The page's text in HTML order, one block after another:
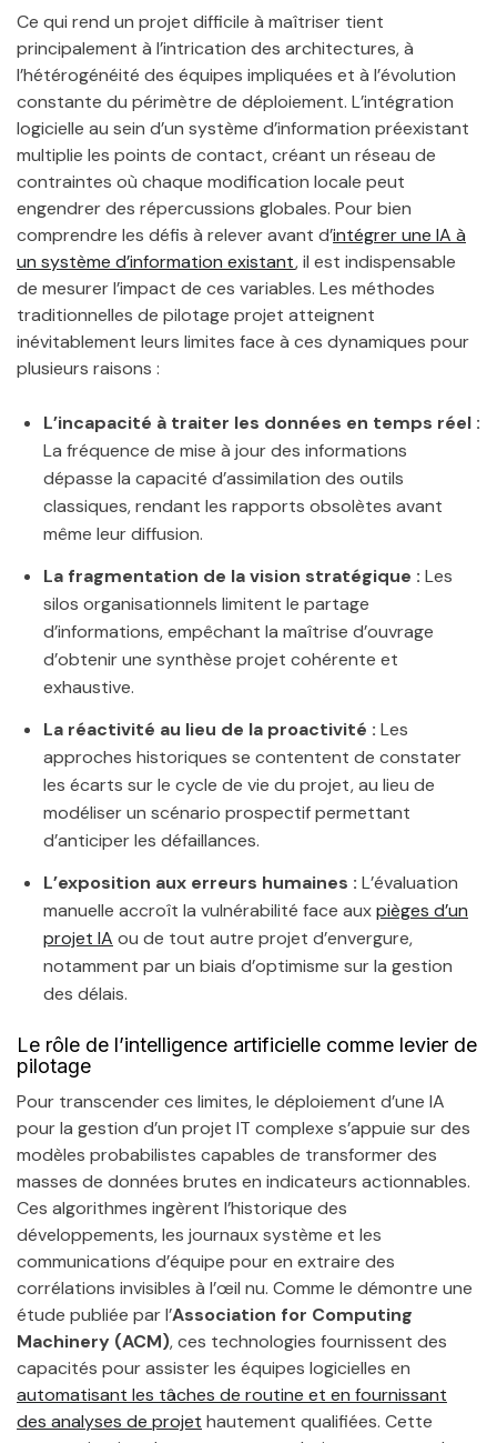
Ce qui rend un projet difficile à maîtriser tient
principalement à l’intrication des architectures, à
l’hétérogénéité des équipes impliquées et à l’évolution
constante du périmètre de déploiement. L’intégration
logicielle au sein d’un système d’information préexistant
multiplie les points de contact, créant un réseau de
contraintes où chaque modification locale peut
engendrer des répercussions globales. Pour bien
comprendre les défis à relever avant d’intégrer une IA à
un système d’information existant, il est indispensable
de mesurer l’impact de ces variables. Les méthodes
traditionnelles de pilotage projet atteignent
inévitablement leurs limites face à ces dynamiques pour
plusieurs raisons :
L’incapacité à traiter les données en temps réel :
La fréquence de mise à jour des informations
dépasse la capacité d’assimilation des outils
classiques, rendant les rapports obsolètes avant
même leur diffusion.
La fragmentation de la vision stratégique : Les
silos organisationnels limitent le partage
d’informations, empêchant la maîtrise d’ouvrage
d’obtenir une synthèse projet cohérente et
exhaustive.
La réactivité au lieu de la proactivité : Les
approches historiques se contentent de constater
les écarts sur le cycle de vie du projet, au lieu de
modéliser un scénario prospectif permettant
d’anticiper les défaillances.
L’exposition aux erreurs humaines : L’évaluation
manuelle accroît la vulnérabilité face auxpièges d’un
projet IA ou de tout autre projet d’envergure,
notamment par un biais d’optimisme sur la gestion
des délais.
Le rôle de l’intelligence artificielle comme levier de
pilotage
Pour transcender ces limites, le déploiement d’une IA
pour la gestion d’un projet IT complexe s’appuie sur des
modèles probabilistes capables de transformer des
masses de données brutes en indicateurs actionnables.
Ces algorithmes ingèrent l’historique des
développements, les journaux système et les
communications d’équipe pour en extraire des
corrélations invisibles à l’œil nu. Comme le démontre une
étude publiée par l’Association for Computing
Machinery (ACM), ces technologies fournissent des
capacités pour assister les équipes logicielles en
automatisant les tâches de routine et en fournissant
des analyses de projet hautement qualifiées. Cette